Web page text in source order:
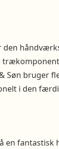
Søn bruger
i den
en